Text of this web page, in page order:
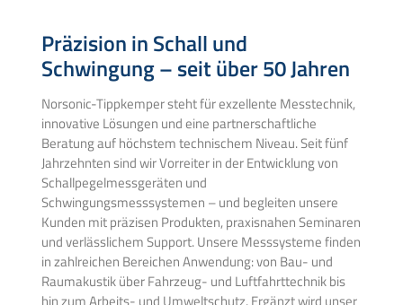
Präzision in Schall und
Schwingung – seit über 50 Jahren
Norsonic-Tippkemper steht für exzellente Messtechnik,
innovative Lösungen und eine partnerschaftliche
Beratung auf höchstem technischem Niveau. Seit fünf
Jahrzehnten sind wir Vorreiter in der Entwicklung von
Schallpegelmessgeräten und
Schwingungsmesssystemen – und begleiten unsere
Kunden mit präzisen Produkten, praxisnahen Seminaren
und verlässlichem Support. Unsere Messsysteme finden
in zahlreichen Bereichen Anwendung: von Bau- und
Raumakustik über Fahrzeug- und Luftfahrttechnik bis
hin zum Arbeits- und Umweltschutz. Ergänzt wird unser